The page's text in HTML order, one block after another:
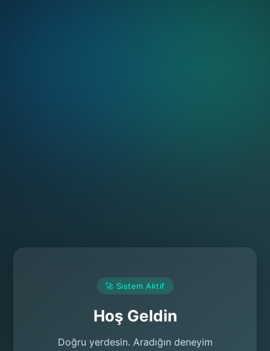
🚀 Sistem Aktif
Hoş Geldin
Doğru yerdesin. Aradığın deneyim